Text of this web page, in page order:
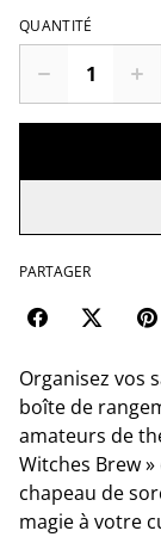
QUANTITÉ
PARTAGER
Organisez vos
boîte de
amateurs de
Witches Brew
chapeau de
magie à votre